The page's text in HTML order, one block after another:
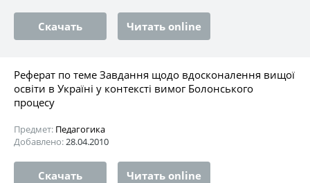
Скачать Читать online
Реферат по теме Завдання щодо вдосконалення вищої
освіти в Україні у контексті вимог Болонського
процесу
Предмет: Педагогика
Добавлено:28.04.2010
Скачать Читать online